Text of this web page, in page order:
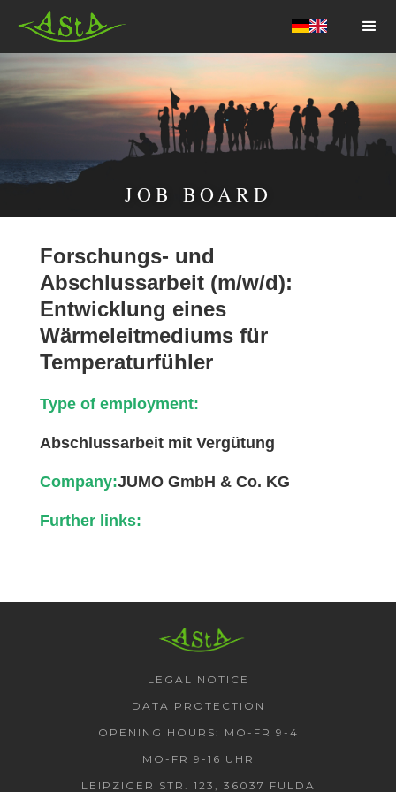
AStA HSF
JOB BOARD
Forschungs- und
Abschlussarbeit (m/w/d):
Entwicklung eines
Wärmeleitmediums für
Temperaturfühler
Type of employment:
Abschlussarbeit mit Vergütung
Company:JUMO GmbH & Co. KG
Further links:
AStA HSF
LEGAL NOTICE
DATA PROTECTION
OPENING HOURS: MO-FR 9-4
MO-FR 9-16 UHR
LEIPZIGER STR. 123, 36037 FULDA